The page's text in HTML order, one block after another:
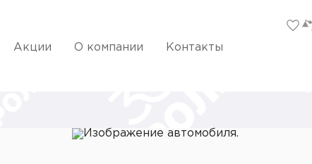
Акции О компании Контакты